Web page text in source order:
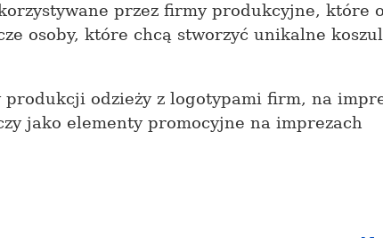
przez firmy produkcyjne, które
osoby, które chcą stworzyć unikalne
odzieży z logotypami firm, na
jako elementy promocyjne na imprezach